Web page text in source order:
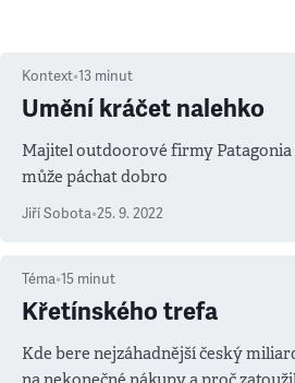
Kontext•13 minut
Umění kráčet nalehko
Majitel outdoorové firmy Patagonia
může páchat dobro
Jiří Sobota•25. 9. 2022
Téma•15 minut
Křetínského trefa
Kde bere nejzáhadnější český